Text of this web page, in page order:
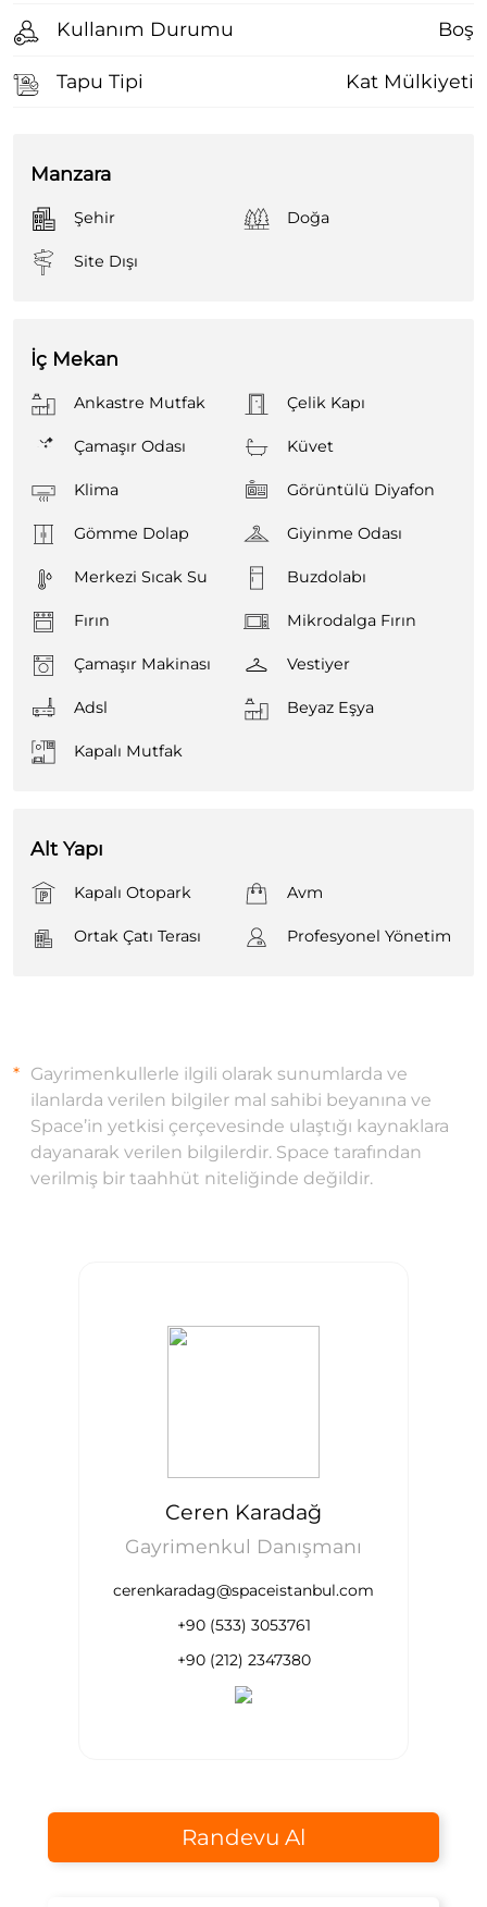
Kullanım Durumu Boş
Tapu Tipi Kat Mülkiyeti
Manzara
Şehir Doğa
Site Dışı
İç Mekan
Ankastre Mutfak Çelik Kapı
Çamaşır Odası Küvet
Klima Görüntülü Diyafon
Gömme Dolap Giyinme Odası
Merkezi Sıcak Su Buzdolabı
Fırın Mikrodalga Fırın
Çamaşır Makinası Vestiyer
Adsl Beyaz Eşya
Kapalı Mutfak
Alt Yapı
Kapalı Otopark Avm
Ortak Çatı Terası Profesyonel Yönetim
Gayrimenkullerle ilgili olarak sunumlarda ve
ilanlarda verilen bilgiler mal sahibi beyanına ve
Space’in yetkisi çerçevesinde ulaştığı kaynaklara
dayanarak verilen bilgilerdir. Space tarafından
verilmiş bir taahhüt niteliğinde değildir.
Ceren Karadağ
Gayrimenkul Danışmanı
cerenkaradag@spaceistanbul.com
+90 (533) 3053761
+90 (212) 2347380
Randevu Al